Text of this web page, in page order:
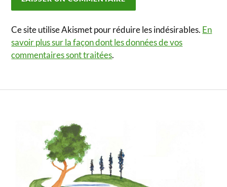
Ce site utilise Akismet pour réduire les indésirables. En
savoir plus sur la façon dont les données de vos
commentaires sont traitées.